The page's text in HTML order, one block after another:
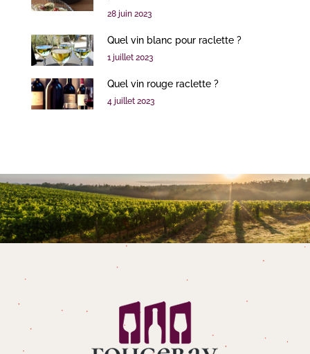
28 juin 2023
Quel vin blanc pour raclette ?
1 juillet 2023
Quel vin rouge raclette ?
4 juillet 2023